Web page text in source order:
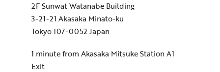
2F Sunwat Watanabe Building
3-21-21 Akasaka Minato-ku
Tokyo 107-0052 Japan
1 minute from Akasaka Mitsuke Station A1
Exit